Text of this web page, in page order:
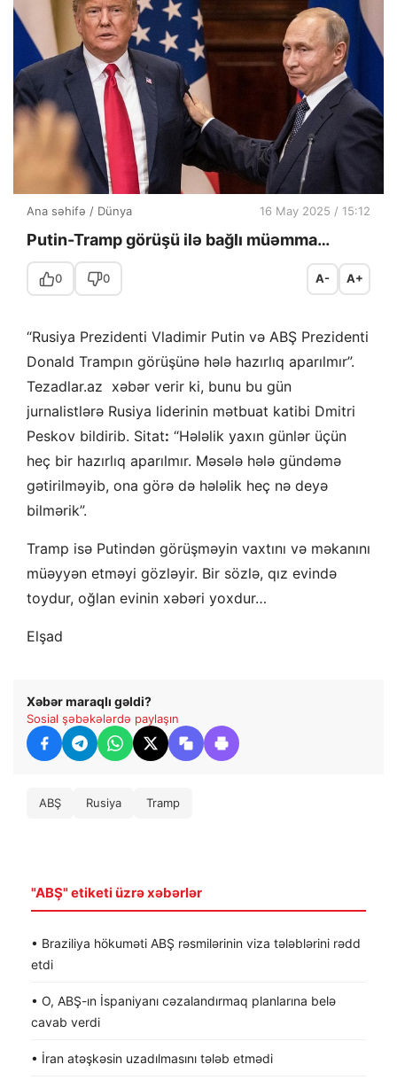
Ana səhifə / Dünya 16 May 2025 / 15:12
Putin-Tramp görüşü ilə bağlı müəmma…
0 0 A- A+
“Rusiya Prezidenti Vladimir Putin və ABŞ Prezidenti
Donald Trampın görüşünə hələ hazırlıq aparılmır”.
Tezadlar.az xəbər verir ki, bunu bu gün
jurnalistlərə Rusiya liderinin mətbuat katibi Dmitri
Peskov bildirib. Sitat: “Hələlik yaxın günlər üçün
heç bir hazırlıq aparılmır. Məsələ hələ gündəmə
gətirilməyib, ona görə də hələlik heç nə deyə
bilmərik”.
Tramp isə Putindən görüşməyin vaxtını və məkanını
müəyyən etməyi gözləyir. Bir sözlə, qız evində
toydur, oğlan evinin xəbəri yoxdur…
Elşad
Xəbər maraqlı gəldi?
Sosial şəbəkələrdə paylaşın
ABŞ Rusiya Tramp
"ABŞ" etiketi üzrə xəbərlər
• Braziliya hökuməti ABŞ rəsmilərinin viza tələblərini rədd
etdi
• O, ABŞ-ın İspaniyanı cəzalandırmaq planlarına belə
cavab verdi
• İran atəşkəsin uzadılmasını tələb etmədi